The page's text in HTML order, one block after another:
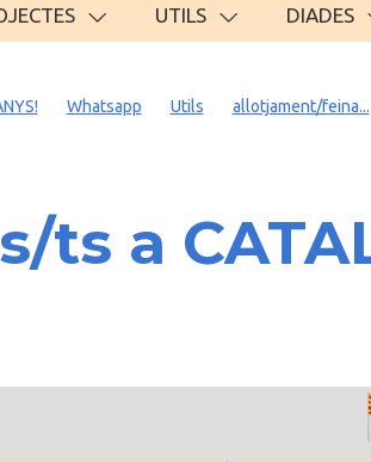
UTILS DIADES
Whatsapp Utils allotjament/feina...
ts a